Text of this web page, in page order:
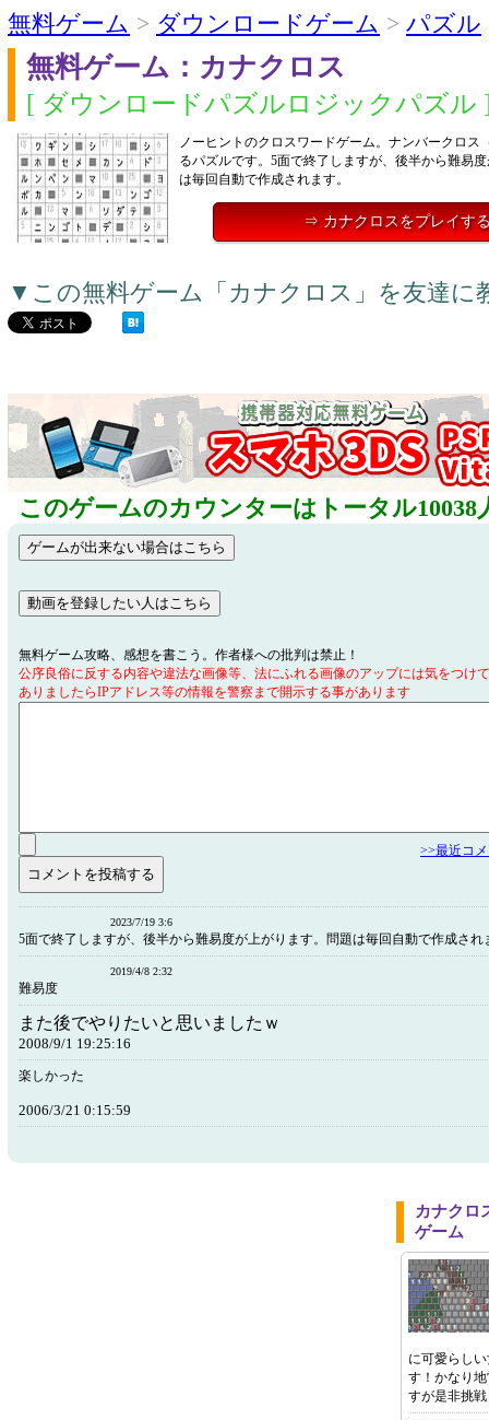
無料ゲーム > ダウンロードゲーム > パズル
無料ゲーム：カナクロス
[ ダウンロードパズルロジックパズル
ノーヒントのクロスワードゲーム。ナンバークロス
るパズルです。5面で終了しますが、後半から難易
は毎回自動で作成されます。
⇒ カナクロスをプレイす
▼この無料ゲーム「カナクロス」を友達に
このゲームのカウンターはトータル10038
無料ゲーム攻略、感想を書こう。作者様への批判は禁止！
公序良俗に反する内容や違法な画像等、法にふれる画像のアップには気をつけ
ありましたらIPアドレス等の情報を警察まで開示する事があります
>>最近コ
2023/7/19 3:6
5面で終了しますが、後半から難易度が上がります。問題は毎回自動で作成され
2019/4/8 2:32
難易度
また後でやりたいと思いましたｗ
2008/9/1 19:25:16
楽しかった
2006/3/21 0:15:59
カナクロ
ゲーム
に可愛らし
す！かなり
すが是非挑